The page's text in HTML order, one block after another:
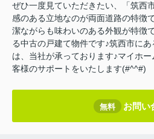
ぜひ一度見ていただきたい、「筑西
感のある立地なのが両面道路の特徴
潔ながらも味わいのある外観が特徴
る中古の戸建て物件です♪筑西市に
は、当社が承っております♪マイホ
客様のサポートをいたします(#^^#)
無料 お問い